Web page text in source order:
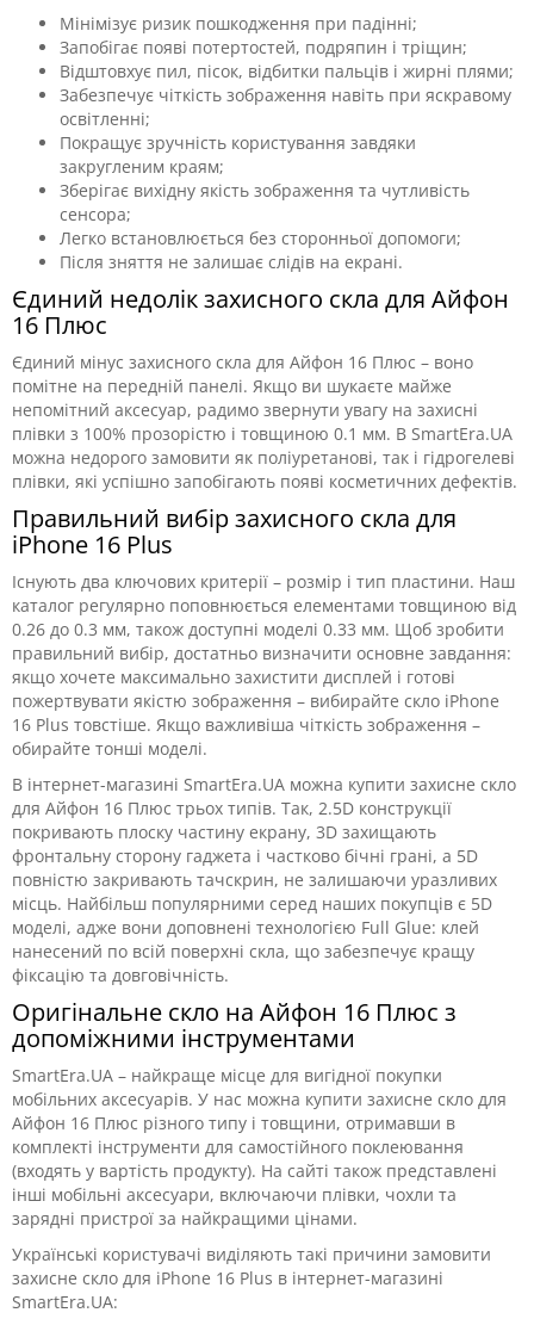
Мінімізує ризик пошкодження при падінні;
Запобігає появі потертостей, подряпин і тріщин;
Відштовхує пил, пісок, відбитки пальців і жирні плями;
Забезпечує чіткість зображення навіть при яскравому
освітленні;
Покращує зручність користування завдяки
закругленим краям;
Зберігає вихідну якість зображення та чутливість
сенсора;
Легко встановлюється без сторонньої допомоги;
Після зняття не залишає слідів на екрані.
Єдиний недолік захисного скла для Айфон
16 Плюс
Єдиний мінус захисного скла для Айфон 16 Плюс – воно
помітне на передній панелі. Якщо ви шукаєте майже
непомітний аксесуар, радимо звернути увагу на захисні
плівки з 100% прозорістю і товщиною 0.1 мм. В SmartEra.UA
можна недорого замовити як поліуретанові, так і гідрогелеві
плівки, які успішно запобігають появі косметичних дефектів.
Правильний вибір захисного скла для
iPhone 16 Plus
Існують два ключових критерії – розмір і тип пластини. Наш
каталог регулярно поповнюється елементами товщиною від
0.26 до 0.3 мм, також доступні моделі 0.33 мм. Щоб зробити
правильний вибір, достатньо визначити основне завдання:
якщо хочете максимально захистити дисплей і готові
пожертвувати якістю зображення – вибирайте скло iPhone
16 Plus товстіше. Якщо важливіша чіткість зображення –
обирайте тонші моделі.
В інтернет-магазині SmartEra.UA можна купити захисне скло
для Айфон 16 Плюс трьох типів. Так, 2.5D конструкції
покривають плоску частину екрану, 3D захищають
фронтальну сторону гаджета і частково бічні грані, а 5D
повністю закривають тачскрин, не залишаючи уразливих
місць. Найбільш популярними серед наших покупців є 5D
моделі, адже вони доповнені технологією Full Glue: клей
нанесений по всій поверхні скла, що забезпечує кращу
фіксацію та довговічність.
Оригінальне скло на Айфон 16 Плюс з
допоміжними інструментами
SmartEra.UA – найкраще місце для вигідної покупки
мобільних аксесуарів. У нас можна купити захисне скло для
Айфон 16 Плюс різного типу і товщини, отримавши в
комплекті інструменти для самостійного поклеювання
(входять у вартість продукту). На сайті також представлені
інші мобільні аксесуари, включаючи плівки, чохли та
зарядні пристрої за найкращими цінами.
Українські користувачі виділяють такі причини замовити
захисне скло для iPhone 16 Plus в інтернет-магазині
SmartEra.UA: